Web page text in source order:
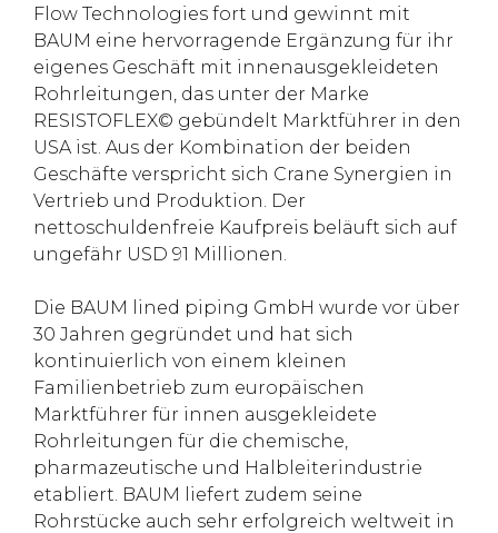
Flow Technologies fort und gewinnt mit
BAUM eine hervorragende Ergänzung für ihr
eigenes Geschäft mit innenausgekleideten
Rohrleitungen, das unter der Marke
RESISTOFLEX© gebündelt Marktführer in den
USA ist. Aus der Kombination der beiden
Geschäfte verspricht sich Crane Synergien in
Vertrieb und Produktion. Der
nettoschuldenfreie Kaufpreis beläuft sich auf
ungefähr USD 91 Millionen.
Die BAUM lined piping GmbH wurde vor über
30 Jahren gegründet und hat sich
kontinuierlich von einem kleinen
Familienbetrieb zum europäischen
Marktführer für innen ausgekleidete
Rohrleitungen für die chemische,
pharmazeutische und Halbleiterindustrie
etabliert. BAUM liefert zudem seine
Rohrstücke auch sehr erfolgreich weltweit in